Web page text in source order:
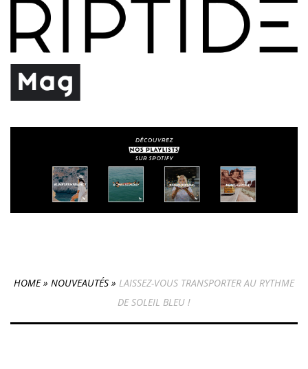
HOME» NOUVEAUTÉS » LAISSEZ-VOUS TRANSPORTER AU RYTHME
DE SOLEIL BLEU !